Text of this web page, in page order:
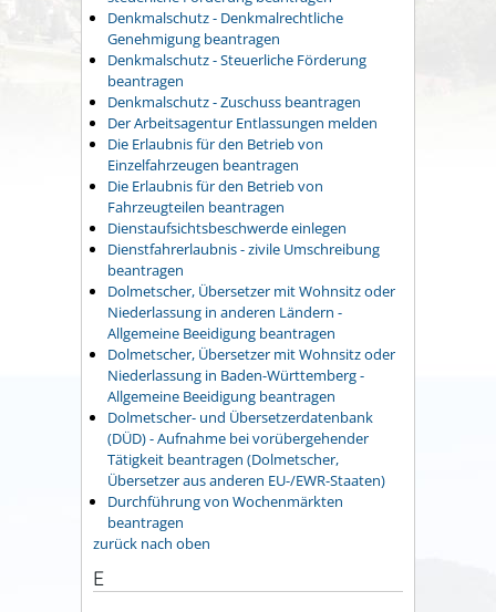
Denkmalschutz - Denkmalrechtliche
Genehmigung beantragen
Denkmalschutz - Steuerliche Förderung
beantragen
Denkmalschutz - Zuschuss beantragen
Der Arbeitsagentur Entlassungen melden
Die Erlaubnis für den Betrieb von
Einzelfahrzeugen beantragen
Die Erlaubnis für den Betrieb von
Fahrzeugteilen beantragen
Dienstaufsichtsbeschwerde einlegen
Dienstfahrerlaubnis - zivile Umschreibung
beantragen
Dolmetscher, Übersetzer mit Wohnsitz oder
Niederlassung in anderen Ländern -
Allgemeine Beeidigung beantragen
Dolmetscher, Übersetzer mit Wohnsitz oder
Niederlassung in Baden-Württemberg -
Allgemeine Beeidigung beantragen
Dolmetscher- und Übersetzerdatenbank
(DÜD) - Aufnahme bei vorübergehender
Tätigkeit beantragen (Dolmetscher,
Übersetzer aus anderen EU-/EWR-Staaten)
Durchführung von Wochenmärkten
beantragen
zurück nach oben
E